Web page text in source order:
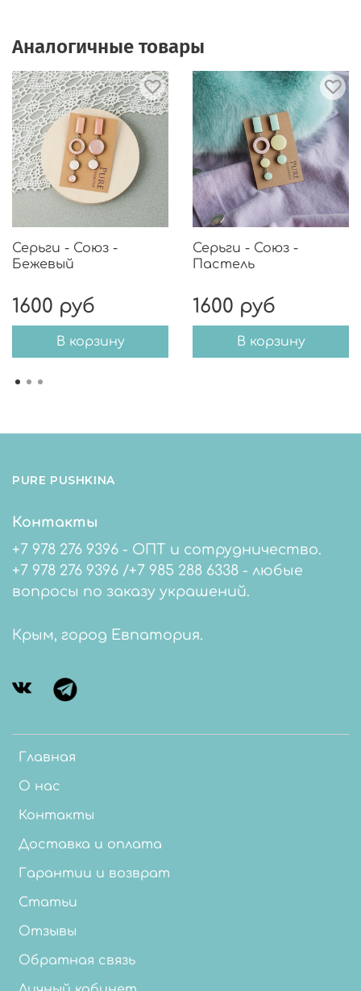
Аналогичные товары
Серьги - Союз -
Бежевый
1600 руб
В корзину
Серьги - Союз -
Пастель
1600 руб
В корзину
PURE PUSHKINA
Главная
О нас
Контакты
Доставка и оплата
Гарантии и возврат
Статьи
Отзывы
Обратная связь
Контакты
+7 978 276 9396 - ОПТ и сотрудничество.
+7 978 276 9396 /+7 985 288 6338 - любые
вопросы по заказу украшений.
Крым, город Евпатория.